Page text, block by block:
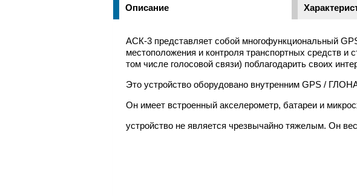
Описание
АСК-3 представляет собой многофункциональный
местоположения и контроля транспортных средств
том числе голосовой связи) поблагодарить своих
Это устройство оборудовано внутренним GPS /
Он имеет встроенный акселерометр, батареи и
устройство не является чрезвычайно тяжелым. Он